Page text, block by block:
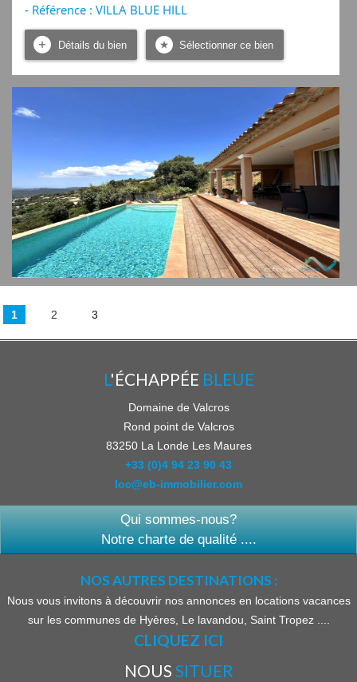
- Référence : VILLA BLUE HILL
Détails du bien Sélectionner ce bien
1 2 3
L'ÉCHAPPÉE BLEUE
Domaine de Valcros
Rond point de Valcros
83250 La Londe Les Maures
+33 (0)4 94 23 90 43
loc@eb-immobilier.com
Qui sommes-nous?
Notre charte de qualité ....
NOS AUTRES DESTINATIONS :
Nous vous invitons à découvrir nos annonces en locations vacances
sur les communes de Hyères, Le lavandou, Saint Tropez ....
CLIQUEZ ICI
NOUS SITUER